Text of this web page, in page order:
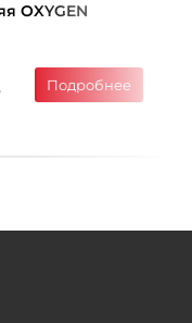
OXYGEN
Подробнее